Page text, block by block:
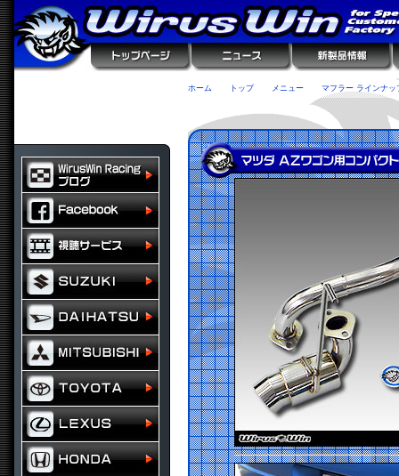
ホーム トップ メニュー マフラー ラインナッ